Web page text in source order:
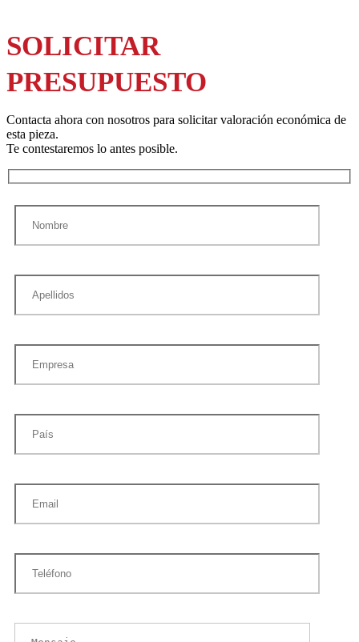
SOLICITAR
PRESUPUESTO
Contacta ahora con nosotros para solicitar valoración económica de
esta pieza.
Te contestaremos lo antes posible.